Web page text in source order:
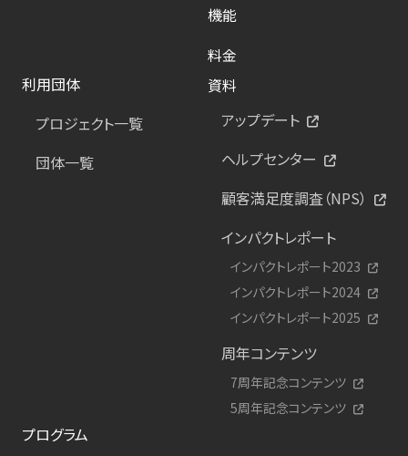
機能
料金
利用団体
プロジェクト一覧
団体一覧
資料
アップデート
ヘルプセンター
顧客満足度調査（NPS）
インパクトレポート
インパクトレポート2023
インパクトレポート2024
インパクトレポート2025
周年コンテンツ
7周年記念コンテンツ
5周年記念コンテンツ
プログラム